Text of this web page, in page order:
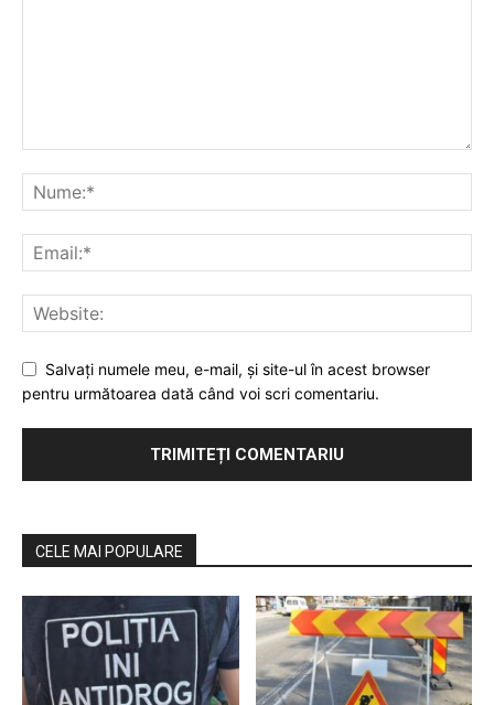
Salvaţi numele meu, e-mail, şi site-ul în acest browser
pentru următoarea dată când voi scri comentariu.
CELE MAI POPULARE